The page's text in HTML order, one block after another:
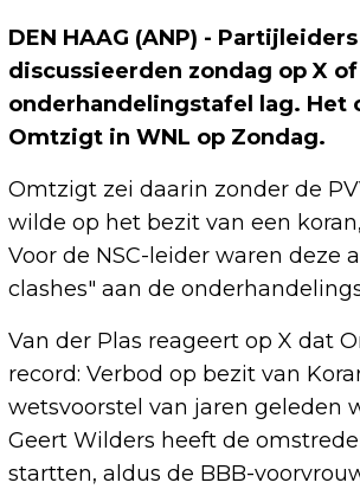
DEN HAAG (ANP) -
discussieerden zondag op X
onderhandelingstafel lag.
Omtzigt in WNL op Zondag.
Omtzigt zei daarin zonder de
wilde op het bezit van een
Voor de NSC-leider waren deze
clashes" aan de
Van der Plas reageert op X dat
record: Verbod op bezit van
wetsvoorstel van jaren geleden
Geert Wilders heeft de
startten, aldus de BBB-